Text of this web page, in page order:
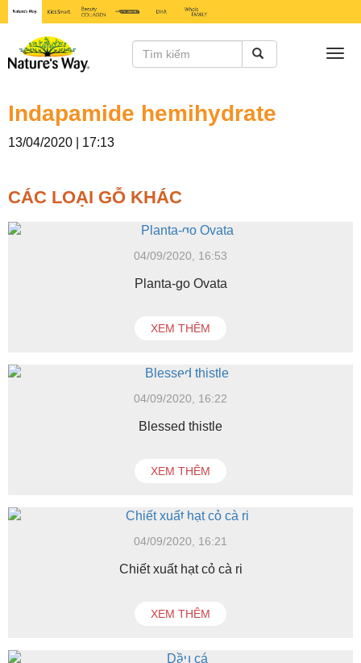
Indapamide hemihydrate
13/04/2020 | 17:13
CÁC LOẠI GỖ KHÁC
04/09/2020, 16:53
Planta-go Ovata
XEM THÊM
04/09/2020, 16:22
Blessed thistle
XEM THÊM
04/09/2020, 16:21
Chiết xuất hạt cỏ cà ri
XEM THÊM